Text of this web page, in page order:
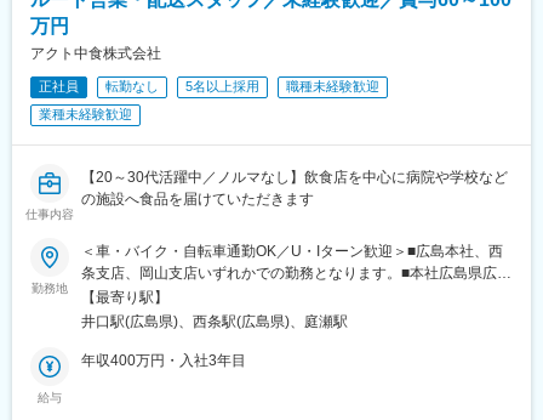
万円
アクト中食株式会社
正社員 転勤なし 5名以上採用
職種未経験歓迎
業種未経験歓迎
仕事内容
【20～30代活躍中／ノルマなし】飲食店を中心に病院や学校など
の施設へ食品を届けていただきます
勤務地
＜車・バイク・自転車通勤OK／U・Iターン歓迎＞■広島本社、西
条支店、岡山支店いずれかでの勤務となります。■本社広島県広島
市西区草津港2-6-60└「井口駅」より徒歩15分■西条支店広島県東
広島市高屋町檜山20-1└「西条駅」より徒歩25分■岡山支店岡山県
あり
【最寄り駅】
井口駅(広島県)、西条駅(広島県)、庭瀬駅
給与
年収400万円・入社3年目